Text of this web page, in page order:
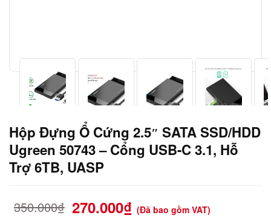
Hộp Đựng Ổ Cứng 2.5″ SATA SSD/HDD
Ugreen 50743 – Cổng USB-C 3.1, Hỗ
Trợ 6TB, UASP
350.000₫ 270.000₫ (Đã bao gồm VAT)